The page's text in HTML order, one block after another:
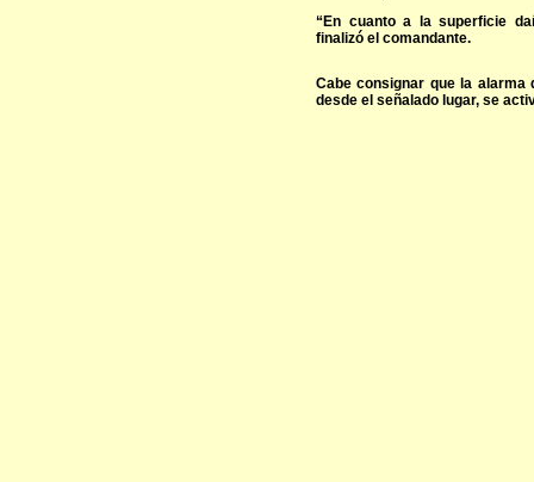
“En cuanto a la superficie
finalizó el comandante.
Cabe consignar que la alarma
desde el señalado lugar, se